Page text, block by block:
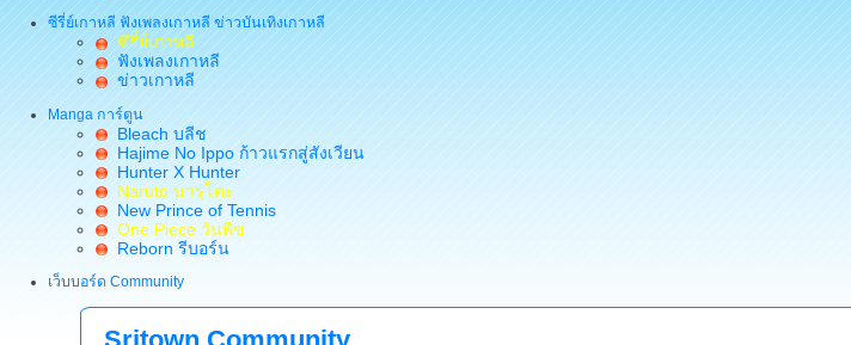
ซีรี่ย์เกาหลี ฟังเพลงเกาหลี ข่าวบันเทิงเกาหลี
ซีรี่ย์เกาหลี
ฟังเพลงเกาหลี
ข่าวเกาหลี
Manga การ์ตูน
Bleach บลีช
Hajime No Ippo ก้าวแรกสู่สังเวียน
Hunter X Hunter
Naruto นารุโตะ
New Prince of Tennis
One Piece วันพีช
Reborn รีบอร์น
เว็บบอร์ด Community